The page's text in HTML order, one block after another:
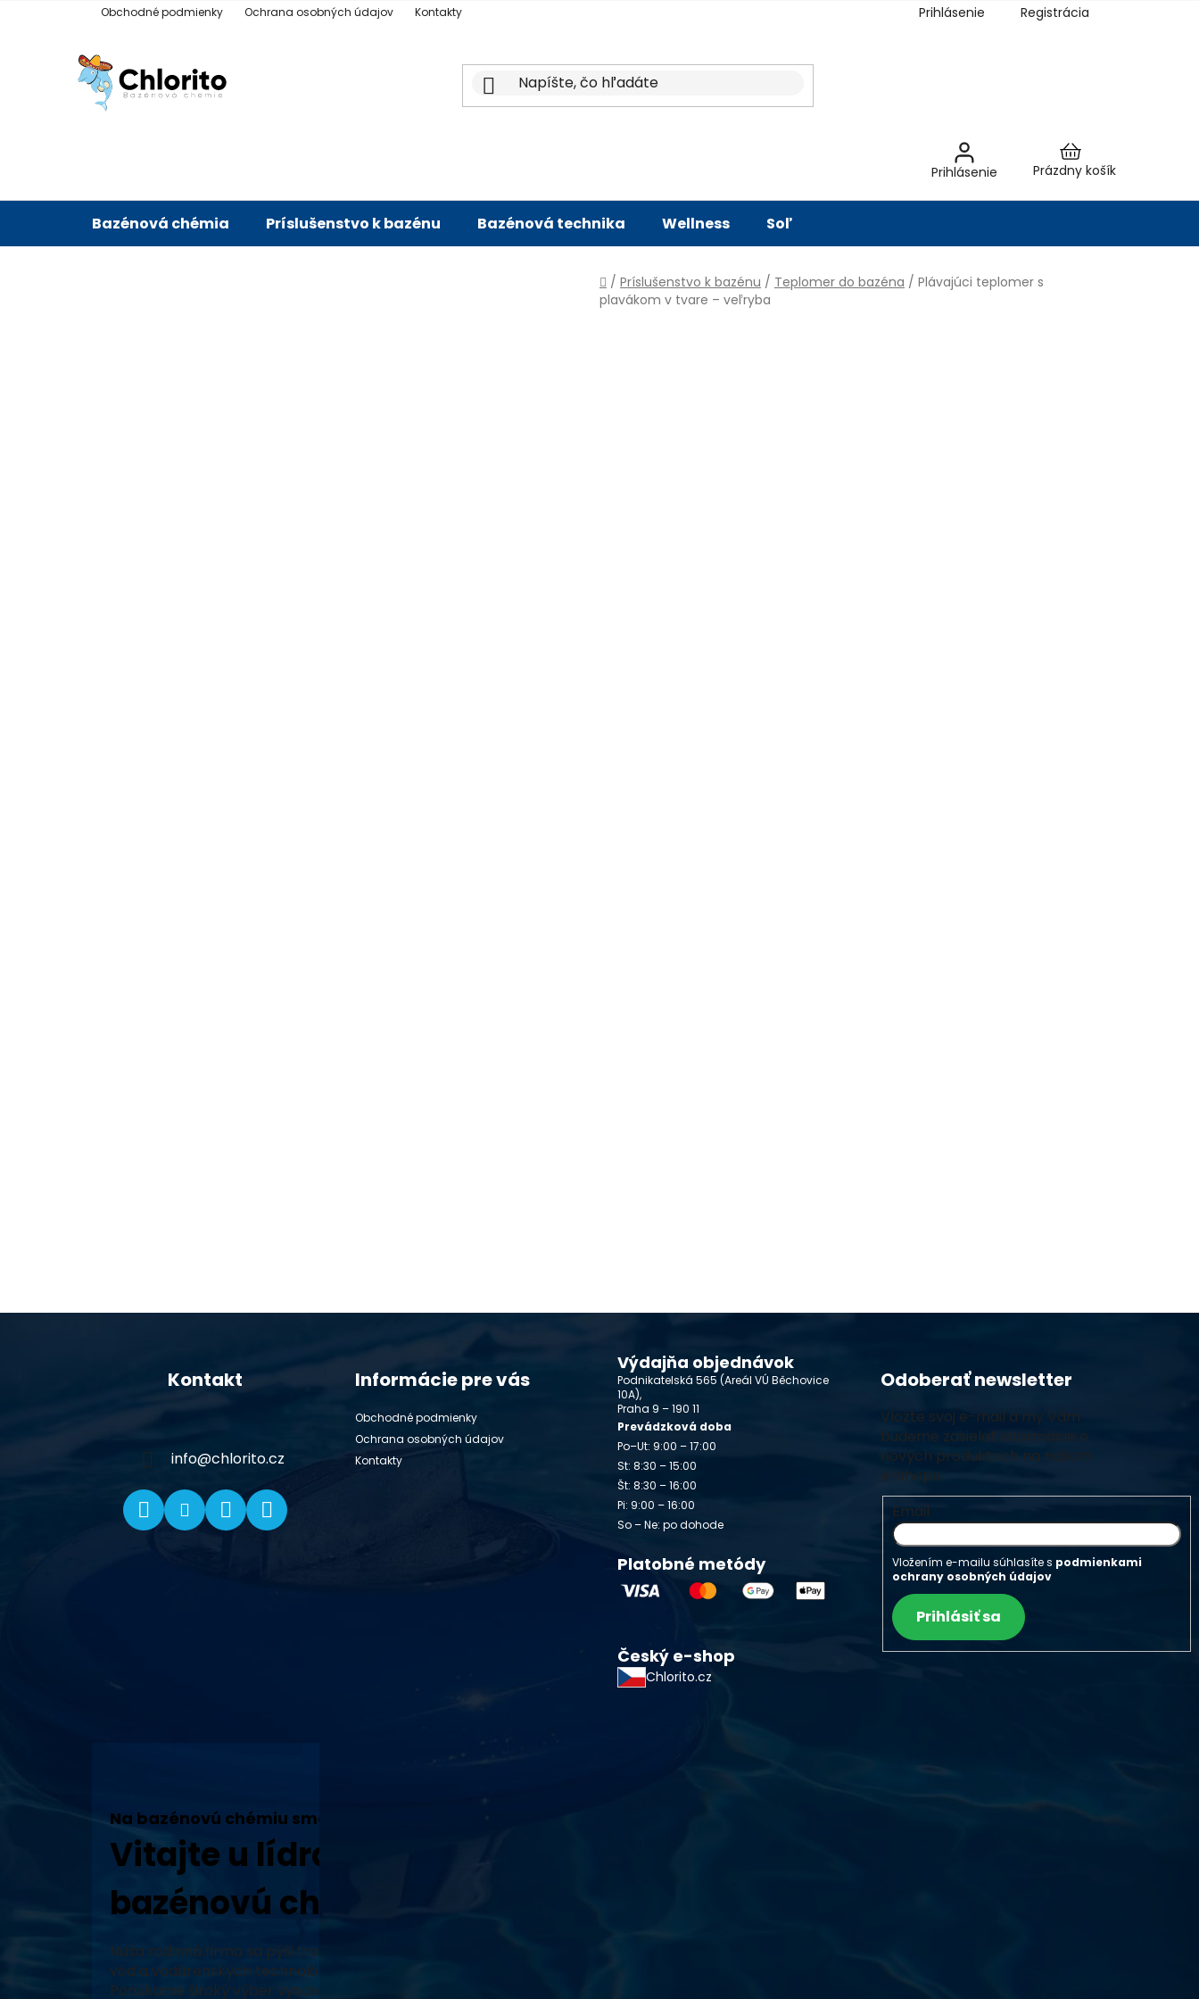
Obchodné podmienky Ochrana osobných údajov Kontakty Prihlásenie Registrácia
Prihlásenie
Nákupný
Prázdny košík
Bazénová chémia Príslušenstvo k bazénu Bazénová technika Wellness Soľ
Domov
/ Príslušenstvo k bazénu / Teplomer do bazéna / Plávajúci teplomer s
plavákom v tvare – veľryba
Kontakt
info@chlorito.cz
Informácie pre vás
Obchodné podmienky
Ochrana osobných údajov
Kontakty
Výdajňa objednávok
Podnikatelská 565 (Areál VÚ Běchovice
10A),
Praha 9 – 190 11
Prevádzková doba
Po–Ut: 9:00 – 17:00
St: 8:30 – 15:00
Št: 8:30 – 16:00
Pi: 9:00 – 16:00
So – Ne: po dohode
Platobné metódy
Český e-shop
Chlorito.cz
Odoberať newsletter
Vložte svoj e-mail a my Vám
budeme zasielať informácie o
nových produktoch na našom
e-shope.
Email
Vložením e-mailu súhlasíte s podmienkami
ochrany osobných údajov
Prihlásiť sa
Na bazénovú chémiu sme tu my!
Vitajte u lídra v starostlivosti o vodu a
bazénovú chémiu!
Naša rodinná firma sa pýši tradíciou, vysokoškolským vzdelaním v oblasti čistiarní odpadových
vôd a vodárenských technológií a neustálym zdokonaľovaním v oblasti starostlivosti o vodu.
Ponúkame široký výber vysoko kvalitných prípravkov vlastnej výroby pre čistú a bezpečnú